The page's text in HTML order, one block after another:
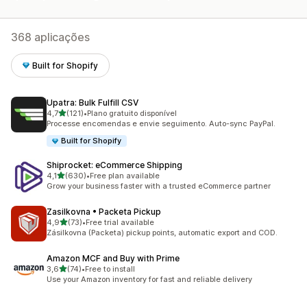
368 aplicações
Built for Shopify
Upatra: Bulk Fulfill CSV
4,7de 5 estrelas
(121)
121 total de avaliações
•Plano gratuito disponível
Processe encomendas e envie seguimento. Auto-sync PayPal.
Built for Shopify
Shiprocket: eCommerce Shipping
4,1de 5 estrelas
(630)
630 total de avaliações
•Free plan available
Grow your business faster with a trusted eCommerce partner
Zasilkovna • Packeta Pickup
4,9de 5 estrelas
(73)
73 total de avaliações
•Free trial available
Zásilkovna (Packeta) pickup points, automatic export and COD.
Amazon MCF and Buy with Prime
3,6de 5 estrelas
(74)
74 total de avaliações
•Free to install
Use your Amazon inventory for fast and reliable delivery